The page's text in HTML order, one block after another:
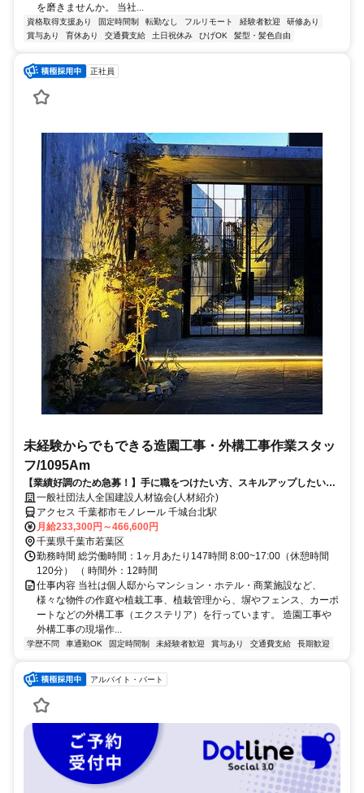
を磨きませんか。 当社...
資格取得支援あり 固定時間制 転勤なし フルリモート 経験者歓迎
研修あり
賞与あり
育休あり 交通費支給 土日祝休み ひげOK 髪型・髪色自由
正社員
未経験からでもできる造園工事・外構工事作業スタッ
フ/1095Am
【業績好調のため急募！】手に職をつけたい方、スキルアップしたい方
歓迎します！ ◎マイカー通勤OK！独立支援制度あり!
一般社団法人全国建設人材協会(人材紹介)
アクセス 千葉都市モノレール 千城台北駅
月給233,300円～466,600円
千葉県千葉市若葉区
勤務時間 総労働時間：1ヶ月あたり147時間 8:00~17:00（休憩時間
120分） （ 時間外：12時間
仕事内容 当社は個人邸からマンション・ホテル・商業施設など、
様々な物件の作庭や植栽工事、植栽管理から、塀やフェンス、カーポ
ートなどの外構工事（エクステリア）を行っています。 造園工事や
外構工事の現場作...
学歴不問 車通勤OK 固定時間制 未経験者歓迎 賞与あり 交通費支給 長期歓迎
アルバイト・パート